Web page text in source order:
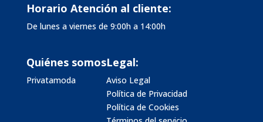
Horario Atención al cliente:
De lunes a viernes de 9:00h a 14:00h
Quiénes somos
Privatamoda
Legal:
Aviso Legal
Política de Privacidad
Política de Cookies